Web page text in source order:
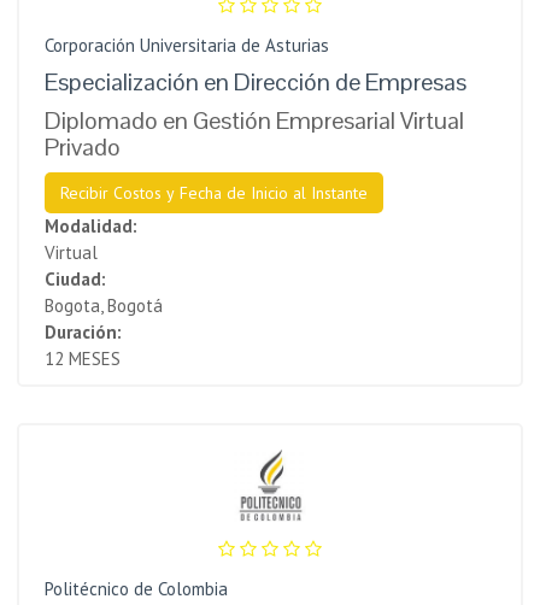
Corporación Universitaria de Asturias
Especialización en Dirección de Empresas
Diplomado en Gestión Empresarial Virtual
Privado
Recibir Costos y Fecha de Inicio al Instante
Modalidad:
Virtual
Ciudad:
Bogota, Bogotá
Duración:
12 MESES
Politécnico de Colombia